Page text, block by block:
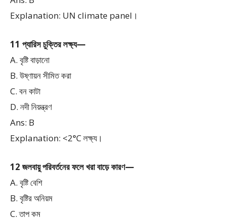
Explanation: UN climate panel।
11 প্যারিস চুক্তির লক্ষ্য—
A. বৃষ্টি বাড়ানো
B. উষ্ণায়ন সীমিত করা
C. বন কাটা
D. নদী নিয়ন্ত্রণ
Ans: B
Explanation: <2°C লক্ষ্য।
12 জলবায়ু পরিবর্তনের ফলে খরা বাড়ে কারণ—
A. বৃষ্টি বেশি
B. বৃষ্টির অনিয়ম
C. তাপ কম